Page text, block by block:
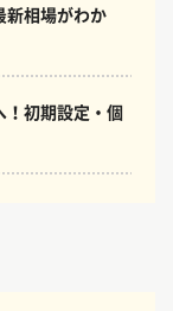
新相場がわか
！初期設定・個